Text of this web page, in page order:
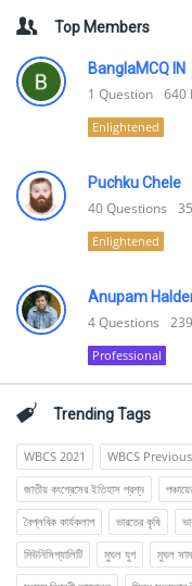
Top Members
BanglaMCQ IN
1 Question 640
Enlightened
Puchku Chele
40Questions
Enlightened
Anupam
4Questions 239
Professional
Trending Tags
WBCS 2021 WBCS
জাতীয় কংগ্রেসের ইতিহাস প্রশ্ন
বৈপ্লবিক কার্যকলাপ
ভারতের কৃষি
মিউনিসিপ্যালিটি
মুঘল যুগ মুঘল